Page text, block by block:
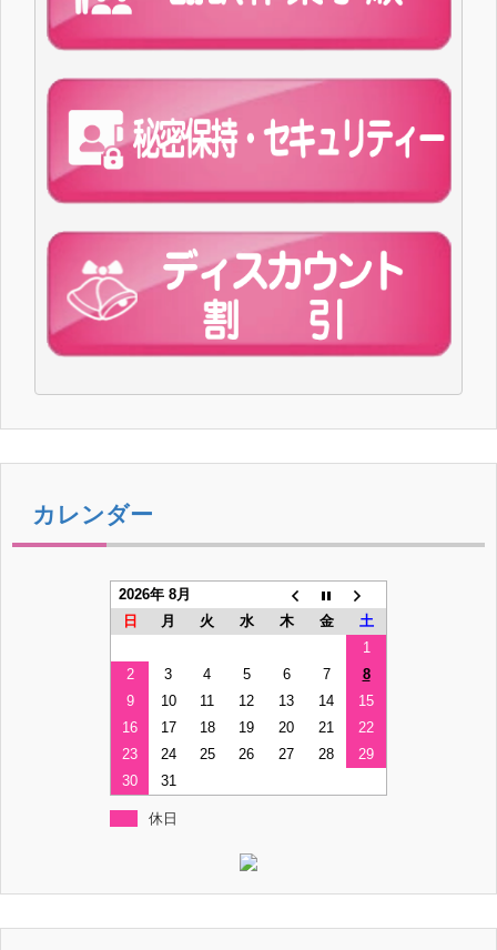
カレンダー
2026年 8月
日
月 火 水 木 金
土
1
2
3 4 5 6 7
8
9
10 11 12 13 14
15
16
17 18 19 20 21
22
23
24 25 26 27 28
29
30
31
休日